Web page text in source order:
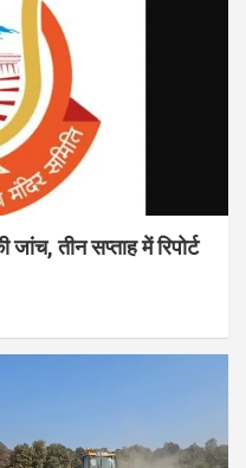
तीन सप्ताह में रिपोर्ट